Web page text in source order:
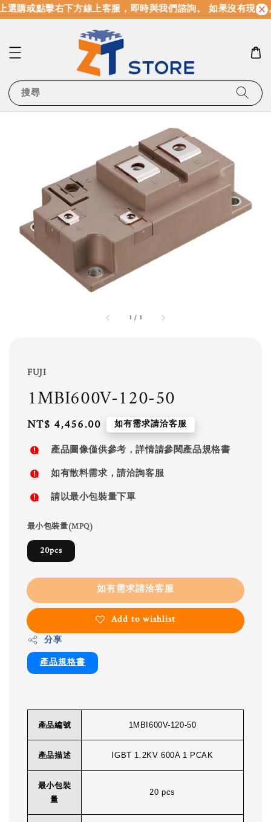
購或點擊右下方線上客服，即時與我們諮詢。 如果沒有現貨
搜尋
1 / 1
FUJI
1MBI600V-120-50
Regular
price
NT$ 4,456.00 如有需求請洽客服
產品圖像僅供參考，詳情請參閱產品規格書
如有散料需求，請洽詢客服
請以最小包裝量下單
最小包裝量(MPQ)
20pcs
如有需求請洽客服
Add to wishlist
分享
產品規格書
產品編號 1MBI600V-120-50
產品描述 IGBT 1.2KV 600A 1 PCAK
最小包裝
量
20 pcs